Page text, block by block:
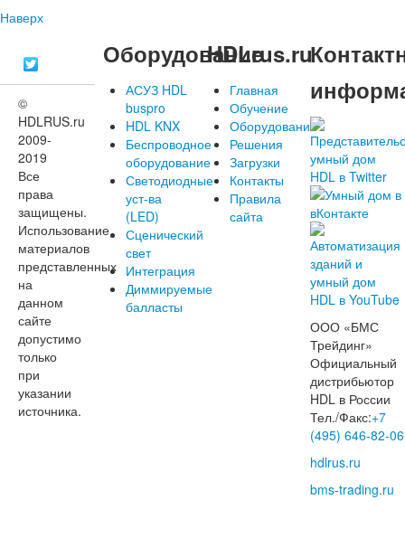
Наверх
©
HDLRUS.ru
2009-
2019
Все
права
защищены.
Использование
материалов
представленных
на
данном
сайте
допустимо
только
при
указании
источника.
Оборудование
АСУЗ HDL
buspro
HDL KNX
Беспроводное
оборудование
Светодиодные
уст-ва
(LED)
Сценический
свет
Интеграция
Диммируемые
балласты
HDLrus.ru
Главная
Обучение
Оборудование
Решения
Загрузки
Контакты
Правила
сайта
ООО «БМС
Трейдинг»
Официальный
дистрибьютор
HDL в России
Тел./Факс:+7
(495) 646-82-06
hdlrus.ru
bms-trading.ru